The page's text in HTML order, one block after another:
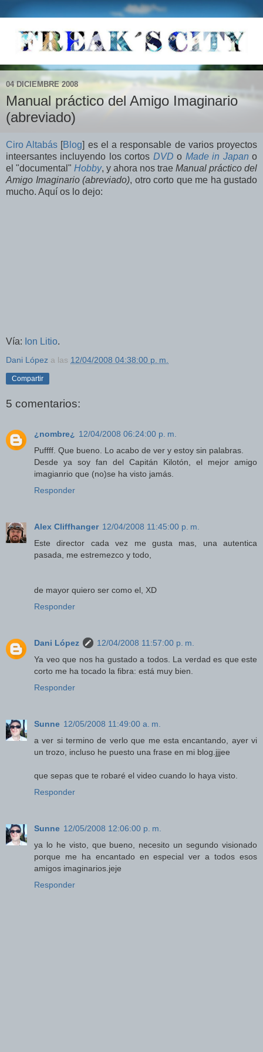
04 DICIEMBRE 2008
Manual práctico del Amigo Imaginario
(abreviado)
Ciro Altabás [Blog] es el a responsable de varios proyectos
inteersantes incluyendo los cortos DVD o Made in Japan o
el "documental" Hobby, y ahora nos trae Manual práctico del
Amigo Imaginario (abreviado), otro corto que me ha gustado
mucho. Aquí os lo dejo:
Vía: Ion Litio.
Dani López a las 12/04/2008 04:38:00 p. m.
Compartir
5 comentarios:
¿nombre¿ 12/04/2008 06:24:00 p. m.
Puffff. Que bueno. Lo acabo de ver y estoy sin palabras.
Desde ya soy fan del Capitán Kilotón, el mejor amigo
imagianrio que (no)se ha visto jamás.
Responder
Alex Cliffhanger 12/04/2008 11:45:00 p. m.
Este director cada vez me gusta mas, una autentica
pasada, me estremezco y todo,
de mayor quiero ser como el, XD
Responder
Dani López
12/04/2008 11:57:00 p. m.
Ya veo que nos ha gustado a todos. La verdad es que este
corto me ha tocado la fibra: está muy bien.
Responder
Sunne 12/05/2008 11:49:00 a. m.
a ver si termino de verlo que me esta encantando, ayer vi
un trozo, incluso he puesto una frase en mi blog.jjjee
que sepas que te robaré el video cuando lo haya visto.
Responder
Sunne 12/05/2008 12:06:00 p. m.
ya lo he visto, que bueno, necesito un segundo visionado
porque me ha encantado en especial ver a todos esos
amigos imaginarios.jeje
Responder